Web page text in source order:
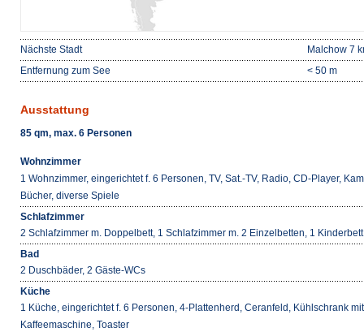
Nächste Stadt
Malchow 7
Entfernung zum See
< 50 m
Ausstattung
85 qm, max. 6 Personen
Wohnzimmer
1 Wohnzimmer, eingerichtet f. 6 Personen, TV, Sat.-TV, Radio, CD-Player,
Bücher, diverse Spiele
Schlafzimmer
2 Schlafzimmer m. Doppelbett, 1 Schlafzimmer m. 2 Einzelbetten, 1 Kinderbett
Bad
2 Duschbäder, 2 Gäste-WCs
Küche
1 Küche, eingerichtet f. 6 Personen, 4-Plattenherd, Ceranfeld, Kühlschrank
Kaffeemaschine, Toaster